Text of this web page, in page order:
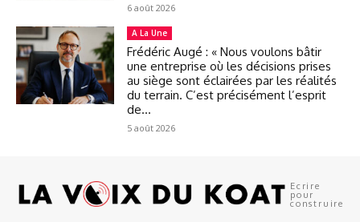
6 août 2026
A La Une
Frédéric Augé : « Nous voulons bâtir
une entreprise où les décisions prises
au siège sont éclairées par les réalités
du terrain. C’est précisément l’esprit
de...
5 août 2026
Ecrire
pour
construire